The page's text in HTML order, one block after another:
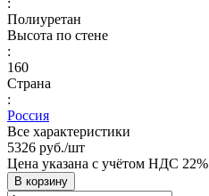
Полиуретан
Высота по стене
:
160
Страна
:
Россия
Все характеристики
5326 руб./шт
Цена указана с учётом НДС 22%
В корзину